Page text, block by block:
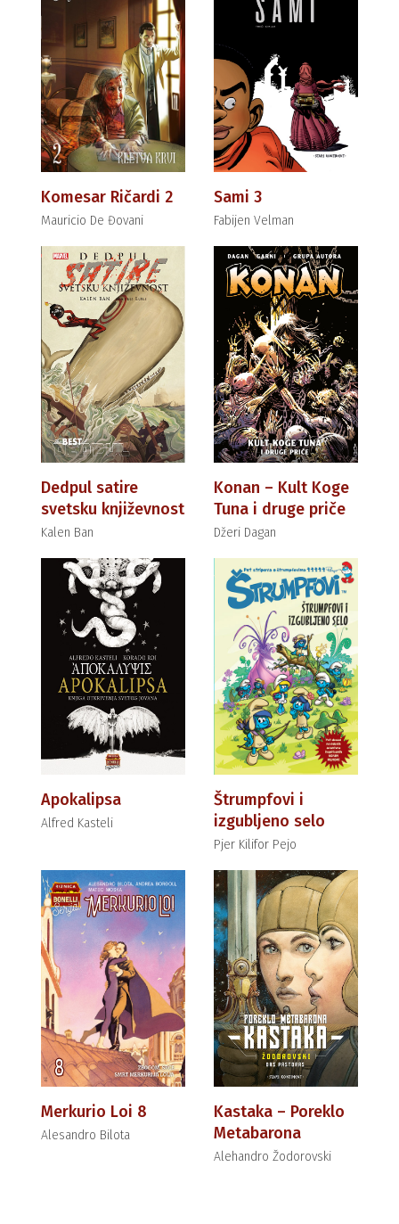
Komesar Ričardi 2
Mauricio De Đovani
Sami 3
Fabijen Velman
Dedpul satire
svetsku književnost
Kalen Ban
Konan – Kult Koge
Tuna i druge priče
Džeri Dagan
Apokalipsa
Alfred Kasteli
Štrumpfovi i
izgubljeno selo
Pjer Kilifor Pejo
Merkurio Loi 8
Alesandro Bilota
Kastaka – Poreklo
Metabarona
Alehandro Žodorovski